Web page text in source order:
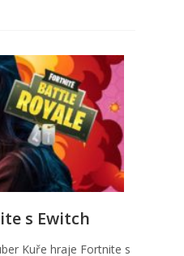
Fortnite s Ewitch
s Ewitch
Kuře hraje Fortnite s